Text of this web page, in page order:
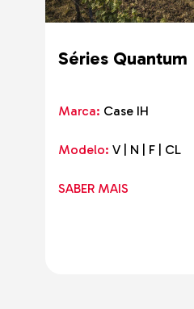
Séries Quantum
Marca: Case IH
Modelo: V | N | F | CL
SABER MAIS